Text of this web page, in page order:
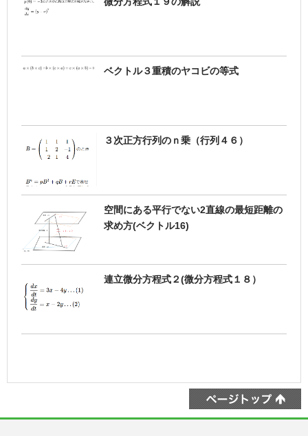
ベクトル３重積のヤコビの等式
３次正方行列のｎ乗（行列４６）
空間にある平行でない2直線の最短距離の
求め方(ベクトル16)
連立微分方程式２(微分方程式１８）